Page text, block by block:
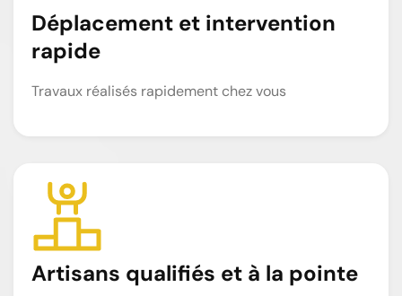
Déplacement et intervention
rapide
Travaux réalisés rapidement chez vous
Artisans qualifiés et à la pointe